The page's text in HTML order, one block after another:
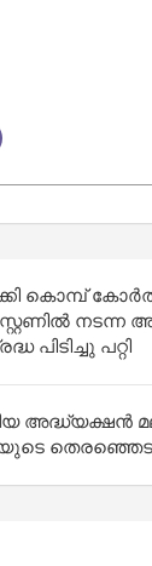
കൊമ്പ്
നടന്ന
പിടിച്ചു പറ്റി
അദ്ധ്യക്ഷൻ